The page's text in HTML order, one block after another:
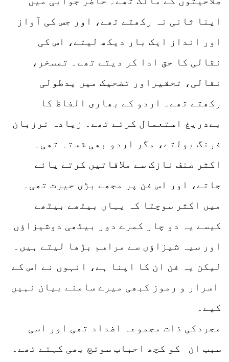
اپنا ثانی نہ رکھتے تھے، اور جس کی آواز
اور انداز ایک بار دیکھ لیتے، اس کی
نقالی کا حق ادا کر دیتے تھے۔ تمسخر،
نقالی، تحقیراور تضحیک میں یدطولی
رکھتے تھے۔ اردو کے بھاری الفاظ کا
بےدریغ استعمال کرتے تھے۔ زیادہ ترزبان
فرنگ بولتے، مگر اردو بھی شستہ تھی۔
اکثر صنف نازک سے ملاقاتیں کرتے پائے
جاتے، اور اس فن پر مجھے بڑی حیرت تھی۔
میں اکثر سوچتا کہ یہاں بیٹھے بیٹھے
کیسے یہ دو چار کمرے دور بیٹھی دوشیزاؤں
اور سیہ شیزاؤں سے مراسم بڑھا لیتے ہیں۔
لیکن یہ فن ان کا اپنا ہے، انہوں نے اس کے
اسرار و رموز کبھی میرے سامنے بیان نہیں
کیے۔
مجردکی ذات مجموعہ اضداد تھی اور اسی
سبب ان کو کچھ احباب سوئچ بھی کہتے تھے۔